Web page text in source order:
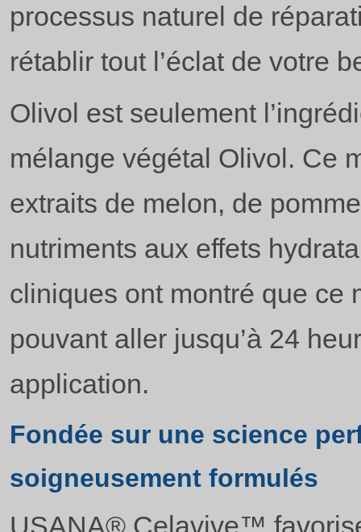
processus naturel de
rétablir tout l’éclat de votre
Olivol est seulement
mélange végétal Olivol. Ce
extraits de melon, de
nutriments aux effets
cliniques ont montré que ce
pouvant aller jusqu’à 24
application.
Fondée sur une science
soigneusement formulés
USANA® Celavive™